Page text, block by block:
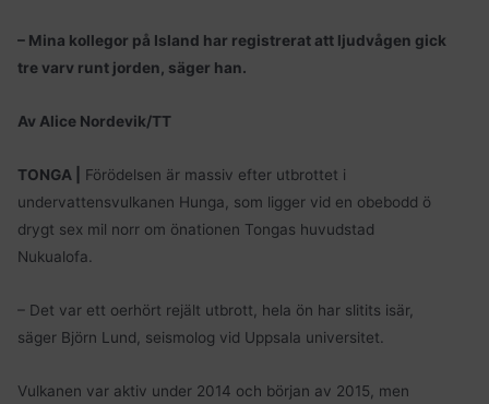
– Mina kollegor på Island har registrerat att ljudvågen gick
tre varv runt jorden, säger han.
Av Alice Nordevik/TT
TONGA |
Förödelsen är massiv efter utbrottet i
undervattensvulkanen Hunga, som ligger vid en obebodd ö
drygt sex mil norr om önationen Tongas huvudstad
Nukualofa.
– Det var ett oerhört rejält utbrott, hela ön har slitits isär,
säger Björn Lund, seismolog vid Uppsala universitet.
Vulkanen var aktiv under 2014 och början av 2015, men